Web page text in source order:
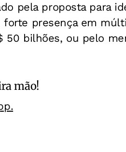
pela proposta para
forte presença em
50 bilhões, ou pelo
mão!